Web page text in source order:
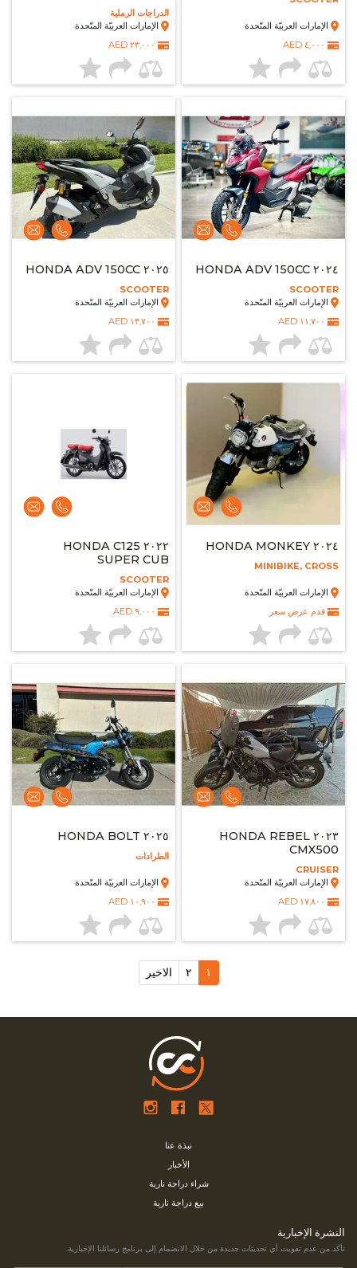
الإمارات العربيّة المتّحدة
٤,٠٠٠ AED
الدراجات الرملية
الإمارات العربيّة المتّحدة
٢٣,٠٠٠ AED
٢٠٢٤ HONDA ADV 150CC
SCOOTER
الإمارات العربيّة المتّحدة
١١,٧٠٠ AED
٢٠٢٥ HONDA ADV 150CC
SCOOTER
الإمارات العربيّة المتّحدة
١٣,٧٠٠ AED
٢٠٢٤ HONDA MONKEY
MINIBIKE, CROSS
الإمارات العربيّة المتّحدة
قدم عرض سعر
٢٠٢٢ HONDA C125
SUPER CUB
SCOOTER
الإمارات العربيّة المتّحدة
٩,٠٠٠ AED
٢٠٢٣ HONDA REBEL
CMX500
CRUISER
الإمارات العربيّة المتّحدة
١٧,٨٠٠ AED
٢٠٢٥ HONDA BOLT
الطرادات
الإمارات العربيّة المتّحدة
١٠,٩٠٠ AED
١ ٢ الاخير
نبذة عنا
الأخبار
شراء دراجة نارية
بيع دراجة نارية
النشرة الإخبارية
تأكد من عدم تفويت أي تحديثات جديدة من خلال الانضمام إلى برنامج رسائلنا الإخبارية.